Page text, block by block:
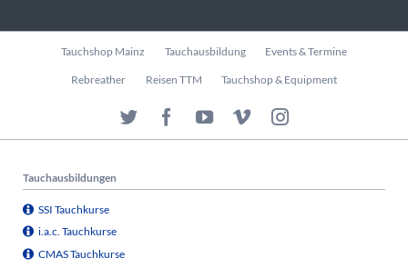
Navigation
Tauchshop Mainz Tauchausbildung Events & Termine
Rebreather Reisen TTM Tauchshop & Equipment
Tauchausbildungen
SSI Tauchkurse
i.a.c. Tauchkurse
CMAS Tauchkurse